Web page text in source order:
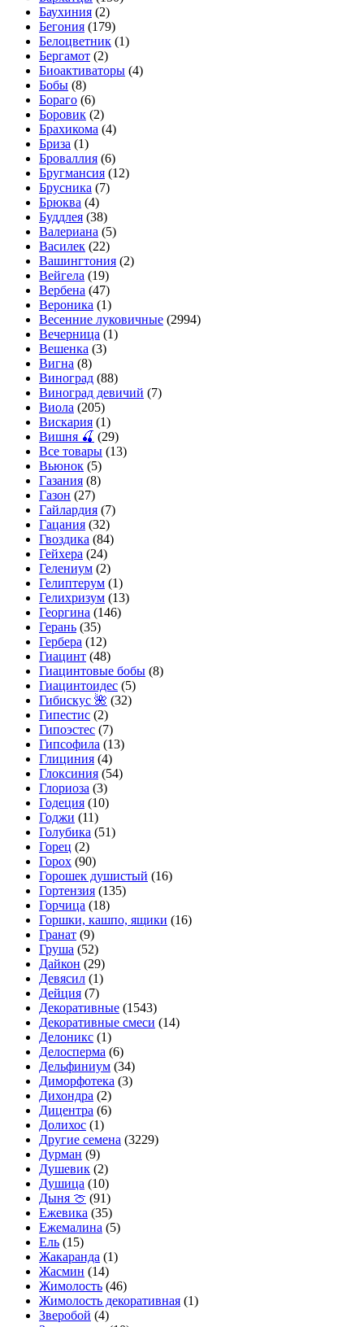
Баухиния (2)
Бегония (179)
Белоцветник (1)
Бергамот (2)
Биоактиваторы (4)
Бобы (8)
Бораго (6)
Боровик (2)
Брахикома (4)
Бриза (1)
Броваллия (6)
Бругмансия (12)
Брусника (7)
Брюква (4)
Буддлея (38)
Валериана (5)
Василек (22)
Вашингтония (2)
Вейгела (19)
Вербена (47)
Вероника (1)
Весенние луковичные (2994)
Вечерница (1)
Вешенка (3)
Вигна (8)
Виноград (88)
Виноград девичий (7)
Виола (205)
Вискария (1)
Вишня 🍒 (29)
Все товары (13)
Вьюнок (5)
Газания (8)
Газон (27)
Гайлардия (7)
Гацания (32)
Гвоздика (84)
Гейхера (24)
Гелениум (2)
Гелиптерум (1)
Гелихризум (13)
Георгина (146)
Герань (35)
Гербера (12)
Гиацинт (48)
Гиацинтовые бобы (8)
Гиацинтоидес (5)
Гибискус 🌺 (32)
Гипестис (2)
Гипоэстес (7)
Гипсофила (13)
Глициния (4)
Глоксиния (54)
Глориоза (3)
Годеция (10)
Годжи (11)
Голубика (51)
Горец (2)
Горох (90)
Горошек душистый (16)
Гортензия (135)
Горчица (18)
Горшки, кашпо, ящики (16)
Гранат (9)
Груша (52)
Дайкон (29)
Девясил (1)
Дейция (7)
Декоративные (1543)
Декоративные смеси (14)
Делоникс (1)
Делосперма (6)
Дельфиниум (34)
Диморфотека (3)
Дихондра (2)
Дицентра (6)
Долихос (1)
Другие семена (3229)
Дурман (9)
Душевик (2)
Душица (10)
Дыня 🍈 (91)
Ежевика (35)
Ежемалина (5)
Ель (15)
Жакаранда (1)
Жасмин (14)
Жимолость (46)
Жимолость декоративная (1)
Зверобой (4)